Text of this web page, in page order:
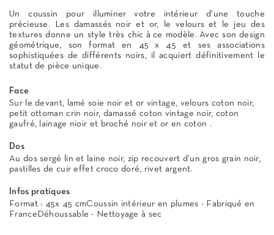
Un coussin pour illuminer votre intérieur d'une touche
précieuse. Les damassés noir et or, le velours et le jeu des
textures donne un style très chic à ce modèle. Avec son design
géométrique, son format en 45 x 45 et ses associations
sophistiquées de différents noirs, il acquiert définitivement le
statut de pièce unique.
Face
Sur le devant, lamé soie noir et or vintage, velours coton noir,
petit ottoman crin noir, damassé coton vintage noir, coton
gaufré, lainage nioir et broché noir et or en coton .
Dos
Au dos sergé lin et laine noir, zip recouvert d’un gros grain noir,
pastilles de cuir effet croco doré, rivet argent.
Infos pratiques
Format : 45x 45 cmCoussin intérieur en plumes - Fabriqué en
FranceDéhoussable - Nettoyage à sec